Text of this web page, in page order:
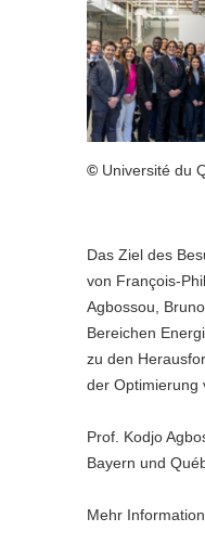
© Université du
Das Ziel des
von François-
Agbossou,
Bereichen
zu den
der Optimierung
Prof. Kodjo
Bayern und
Mehr